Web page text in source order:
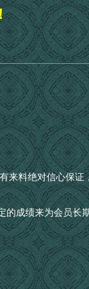
来料绝对信心保证
的成绩来为会员长